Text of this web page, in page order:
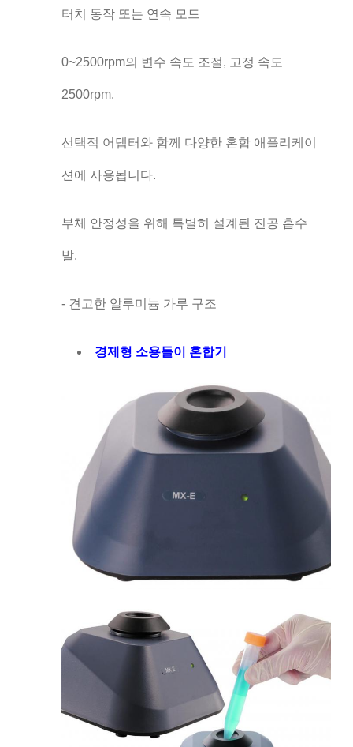
터치 동작 또는 연속 모드
0~2500rpm의 변수 속도 조절, 고정 속도
2500rpm.
선택적 어댑터와 함께 다양한 혼합 애플리케이
션에 사용됩니다.
부체 안정성을 위해 특별히 설계된 진공 흡수
발.
- 견고한 알루미늄 가루 구조
경제형 소용돌이 혼합기